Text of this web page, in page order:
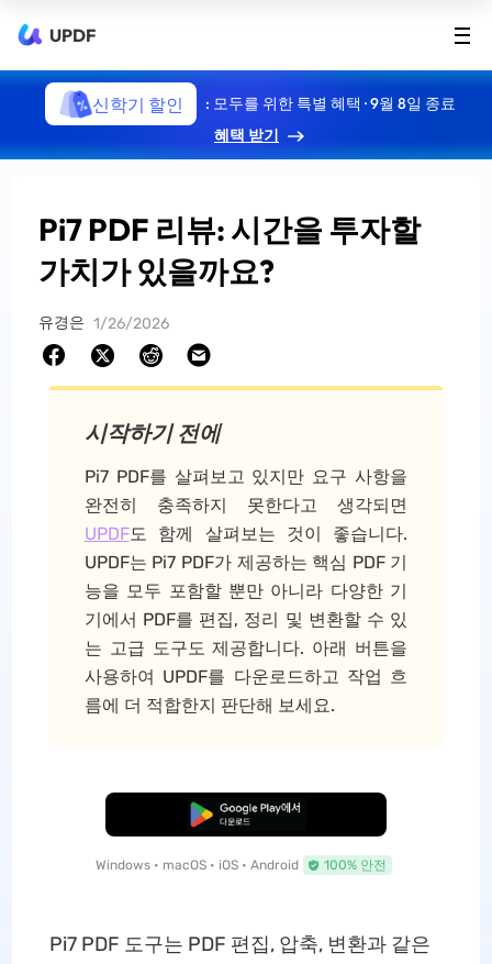
UPDF
신학기 할인
: 모두를 위한 특별 혜택 · 9월 8일 종료
혜택 받기
Pi7 PDF 리뷰: 시간을 투자할
가치가 있을까요?
유경은 1/26/2026
시작하기 전에
Pi7 PDF를 살펴보고 있지만 요구 사항을
완전히 충족하지 못한다고 생각되면
UPDF도 함께 살펴보는 것이 좋습니다.
UPDF는 Pi7 PDF가 제공하는 핵심 PDF 기
능을 모두 포함할 뿐만 아니라 다양한 기
기에서 PDF를 편집, 정리 및 변환할 수 있
는 고급 도구도 제공합니다. 아래 버튼을
사용하여 UPDF를 다운로드하고 작업 흐
름에 더 적합한지 판단해 보세요.
무료로 다운로드
Windows • macOS • iOS • Android 100% 안전
Pi7 PDF 도구는 PDF 편집, 압축, 변환과 같은